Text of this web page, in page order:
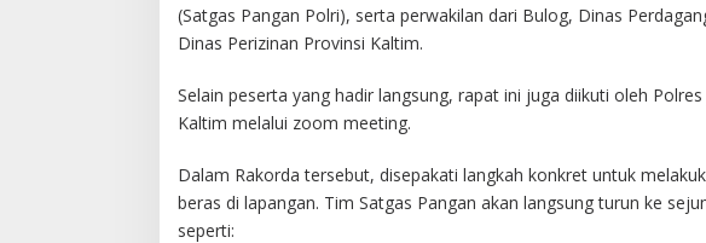
(Satgas Pangan Polri), serta perwakilan dari Bulog, Dinas
Dinas Perizinan Provinsi Kaltim.
Selain peserta yang hadir langsung, rapat ini juga diikuti oleh
Kaltim melalui zoom meeting.
Dalam Rakorda tersebut, disepakati langkah konkret untuk
beras di lapangan. Tim Satgas Pangan akan langsung turun ke
seperti: